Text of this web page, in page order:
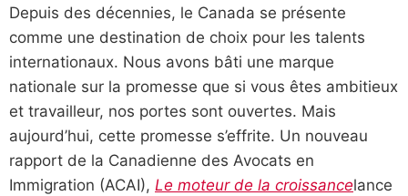
Depuis des décennies, le Canada se présente
comme une destination de choix pour les talents
internationaux. Nous avons bâti une marque
nationale sur la promesse que si vous êtes ambitieux
et travailleur, nos portes sont ouvertes. Mais
aujourd’hui, cette promesse s’effrite. Un nouveau
rapport de la Canadienne des Avocats en
Immigration (ACAI), Le moteur de la croissancelance